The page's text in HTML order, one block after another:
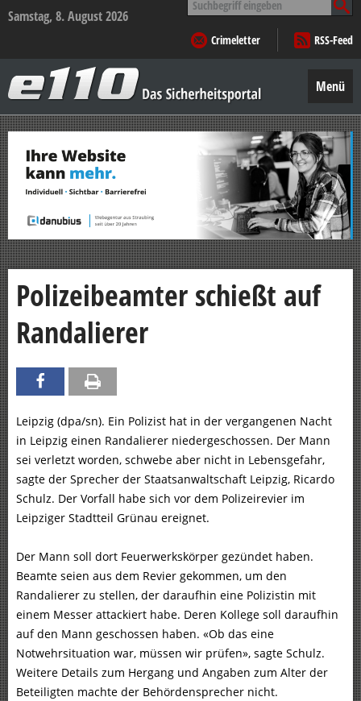
Samstag, 8. August 2026
nach:
Crimeletter
RSS-Feed
–
Das
Sicherheitsportal
Menü
Zum
Inhalt
springen
Polizeibeamter schießt auf
Randalierer
Leipzig (dpa/sn). Ein Polizist hat in der vergangenen Nacht
in Leipzig einen Randalierer niedergeschossen. Der Mann
sei verletzt worden, schwebe aber nicht in Lebensgefahr,
sagte der Sprecher der Staatsanwaltschaft Leipzig, Ricardo
Schulz. Der Vorfall habe sich vor dem Polizeirevier im
Leipziger Stadtteil Grünau ereignet.
Der Mann soll dort Feuerwerkskörper gezündet haben.
Beamte seien aus dem Revier gekommen, um den
Randalierer zu stellen, der daraufhin eine Polizistin mit
einem Messer attackiert habe. Deren Kollege soll daraufhin
auf den Mann geschossen haben. «Ob das eine
Notwehrsituation war, müssen wir prüfen», sagte Schulz.
Weitere Details zum Hergang und Angaben zum Alter der
Beteiligten machte der Behördensprecher nicht.